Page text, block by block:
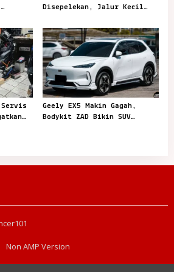
Disepelekan, Jalur Kecil
Tetap Aman
Geely EX5 Makin Gagah,
Bodykit ZAD Bikin SUV
Non AMP Version